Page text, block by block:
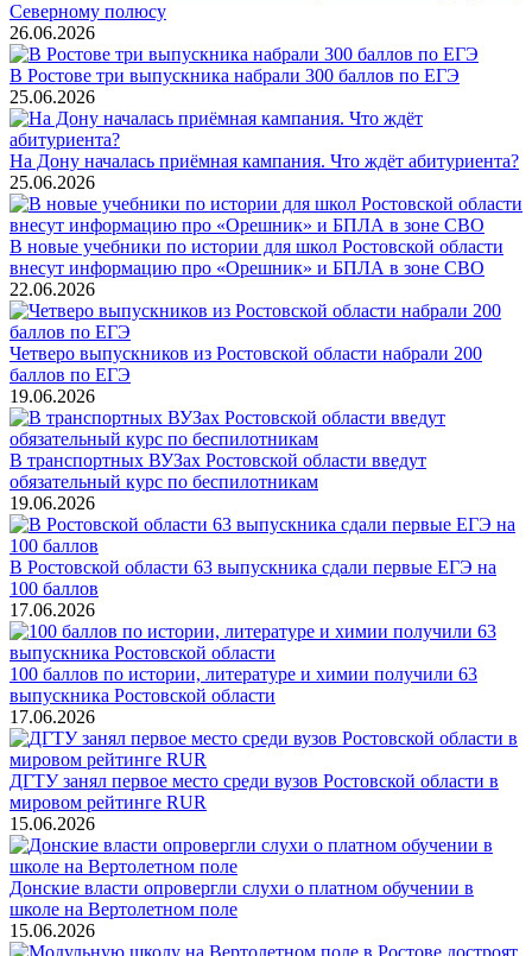
Северному полюсу
26.06.2026
В Ростове три выпускника набрали 300 баллов по ЕГЭ
25.06.2026
На Дону началась приёмная кампания. Что ждёт абитуриента?
25.06.2026
В новые учебники по истории для школ Ростовской области
внесут информацию про «Орешник» и БПЛА в зоне СВО
22.06.2026
Четверо выпускников из Ростовской области набрали 200
баллов по ЕГЭ
19.06.2026
В транспортных ВУЗах Ростовской области введут
обязательный курс по беспилотникам
19.06.2026
В Ростовской области 63 выпускника сдали первые ЕГЭ на
100 баллов
17.06.2026
100 баллов по истории, литературе и химии получили 63
выпускника Ростовской области
17.06.2026
ДГТУ занял первое место среди вузов Ростовской области в
мировом рейтинге RUR
15.06.2026
Донские власти опровергли слухи о платном обучении в
школе на Вертолетном поле
15.06.2026